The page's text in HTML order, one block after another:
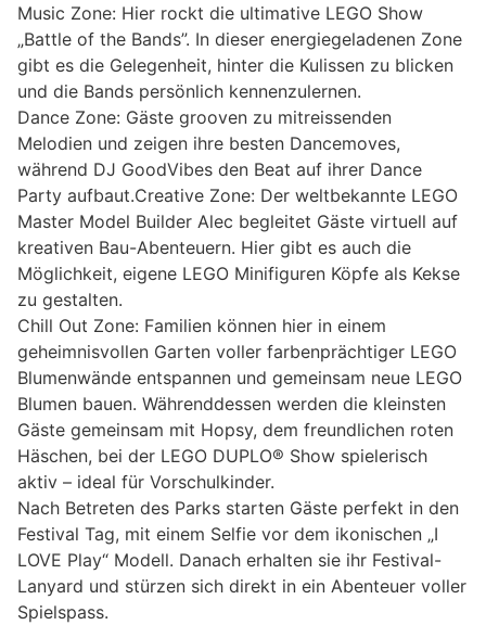
Music Zone: Hier rockt die ultimative LEGO Show
„Battle of the Bands”. In dieser energiegeladenen Zone
gibt es die Gelegenheit, hinter die Kulissen zu blicken
und die Bands persönlich kennenzulernen.
Dance Zone: Gäste grooven zu mitreissenden
Melodien und zeigen ihre besten Dancemoves,
während DJ GoodVibes den Beat auf ihrer Dance
Party aufbaut.Creative Zone: Der weltbekannte LEGO
Master Model Builder Alec begleitet Gäste virtuell auf
kreativen Bau-Abenteuern. Hier gibt es auch die
Möglichkeit, eigene LEGO Minifiguren Köpfe als Kekse
zu gestalten.
Chill Out Zone: Familien können hier in einem
geheimnisvollen Garten voller farbenprächtiger LEGO
Blumenwände entspannen und gemeinsam neue LEGO
Blumen bauen. Währenddessen werden die kleinsten
Gäste gemeinsam mit Hopsy, dem freundlichen roten
Häschen, bei der LEGO DUPLO® Show spielerisch
aktiv – ideal für Vorschulkinder.
Nach Betreten des Parks starten Gäste perfekt in den
Festival Tag, mit einem Selfie vor dem ikonischen „I
LOVE Play“ Modell. Danach erhalten sie ihr Festival-
Lanyard und stürzen sich direkt in ein Abenteuer voller
Spielspass.